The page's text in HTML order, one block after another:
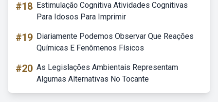
#18 Estimulação Cognitiva Atividades Cognitivas
Para Idosos Para Imprimir
#19 Diariamente Podemos Observar Que Reações
Químicas E Fenômenos Físicos
#20 As Legislações Ambientais Representam
Algumas Alternativas No Tocante